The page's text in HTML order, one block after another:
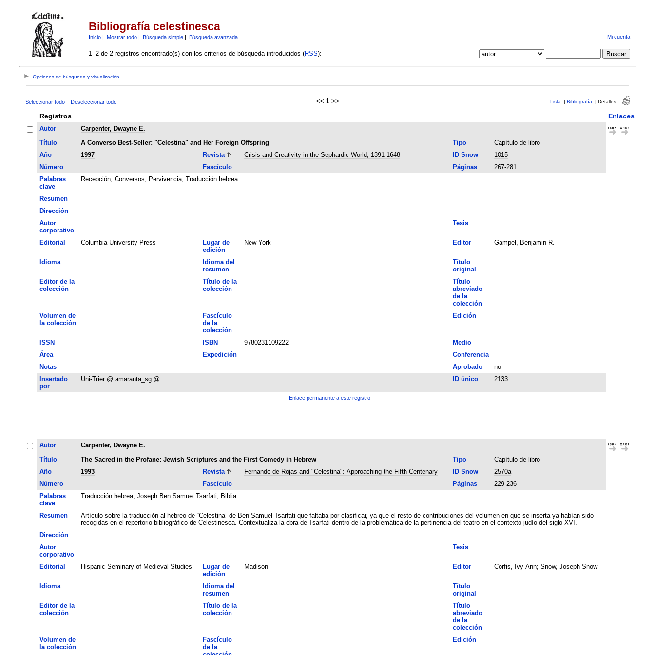
Bibliografía celestinesca
Inicio| Mostrar todo| Búsqueda simple| Búsqueda avanzada Mi cuenta
1–2 de 2 registros encontrado(s) con los criterios de búsqueda introducidos (RSS):
Opciones de búsqueda y visualización
Seleccionar todo Deseleccionar todo << 1 >> Lista | Bibliografía | Detalles
Registros Enlaces
Autor
Carpenter, Dwayne E.
Título
A Converso Best-Seller: "Celestina" and Her Foreign Offspring Tipo
Capítulo de libro
Año
1997 Revista Crisis and Creativity in the Sephardic World, 1391-1648 ID Snow
1015
Número
Fascículo Páginas
267-281
Palabras
clave
Recepción; Conversos; Pervivencia; Traducción hebrea
Resumen
Dirección
Autor
corporativo
Tesis
Editorial Columbia University Press
Lugar de
edición
New York Editor Gampel, Benjamin R.
Idioma
Idioma del
resumen
Título
original
Editor de la
colección
Título de la
colección
Título
abreviado
de la
colección
Volumen de
la colección
Fascículo
de la
colección
Edición
ISSN ISBN 9780231109222
Medio
Área
Expedición
Conferencia
Notas
Aprobado
no
Insertado
por
Uni-Trier @ amaranta_sg @ ID único 2133
Enlace permanente a este registro
Autor
Carpenter, Dwayne E.
Título
The Sacred in the Profane: Jewish Scriptures and the First Comedy in Hebrew Tipo
Capítulo de libro
Año
1993 Revista Fernando de Rojas and "Celestina": Approaching the Fifth Centenary ID Snow
2570a
Número
Fascículo Páginas
229-236
Palabras
clave
Traducción hebrea; Joseph Ben Samuel Tsarfati; Biblia
Resumen
Artículo sobre la traducción al hebreo de “Celestina” de Ben Samuel Tsarfati que faltaba por clasificar, ya que el resto de contribuciones del volumen en que se inserta ya habían sido
recogidas en el repertorio bibliográfico de Celestinesca. Contextualiza la obra de Tsarfati dentro de la problemática de la pertinencia del teatro en el contexto judío del siglo XVI.
Dirección
Autor
corporativo
Tesis
Editorial Hispanic Seminary of Medieval Studies
Lugar de
edición
Madison Editor Corfis, Ivy Ann; Snow, Joseph Snow
Idioma
Idioma del
resumen
Título
original
Editor de la
colección
Título de la
colección
Título
abreviado
de la
colección
Volumen de
la colección
Fascículo
de la
Edición